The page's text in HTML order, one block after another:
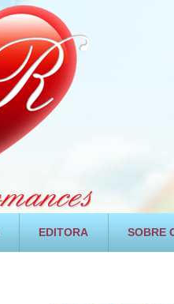
EDITORA SOBRE